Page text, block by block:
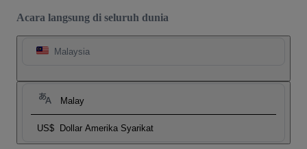
Acara langsung di seluruh dunia
Malaysia
Malay
US$ Dollar Amerika Syarikat